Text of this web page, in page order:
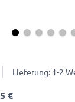
Lieferung: 1-2
€